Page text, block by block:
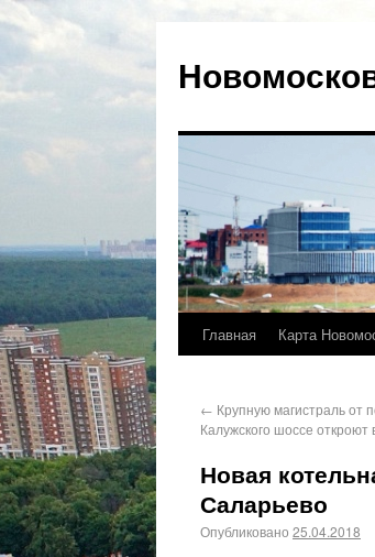
Главная Карта
← Крупную магистраль от
Калужского шоссе
Новая
Саларьево
Опубликовано 25.04.2018